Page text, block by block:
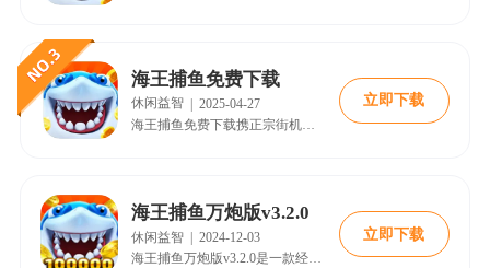
海王捕鱼免费下载
休闲益智 | 2025-04-27
立即下载
海王捕鱼万炮版v3.2.0
休闲益智
2024-12-03
海王捕鱼万炮版v3.2.0是一款经典的手机真人街机捕鱼手游，受到很多朋友的喜爱，游戏加入了海王争霸、海王乐园、竞技战场、航海征途等众多不同的模式，玩家可以自由选择渔场去冒险，支持四人同台竞技，有着众多的鱼儿可以自由捕捞。喜欢的小伙伴快来18183下载吧~
立即下载